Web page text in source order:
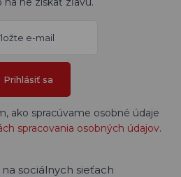
Prihlásiť sa
ako spracúvame osobné údaje
spracovania osobných údajov.
sociálnych sieťach